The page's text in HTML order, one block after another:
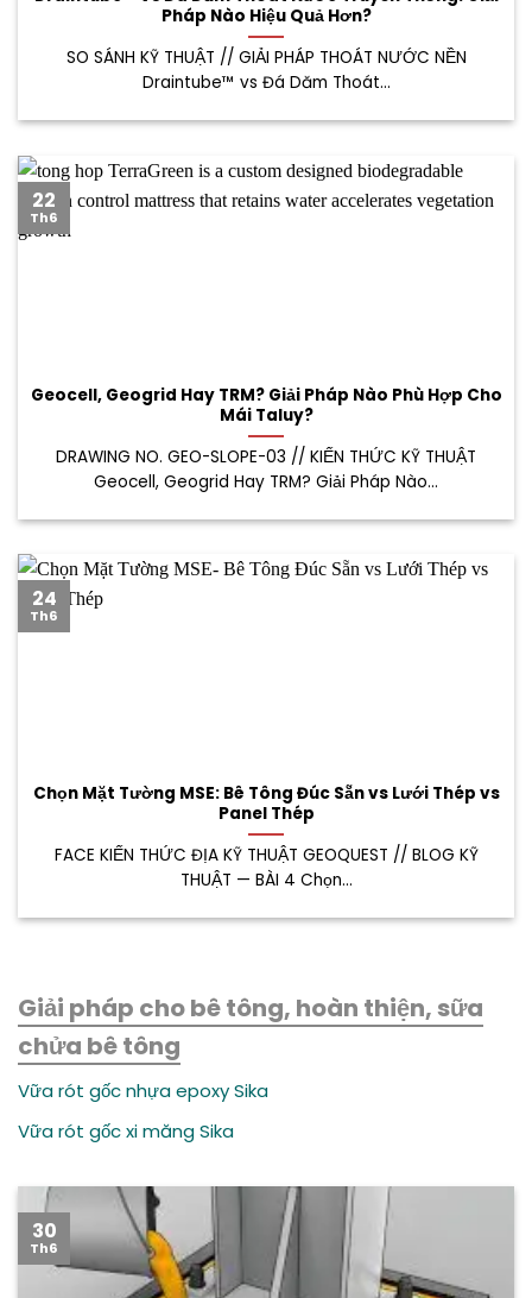
Pháp Nào Hiệu Quả Hơn?
SO SÁNH KỸ THUẬT // GIẢI PHÁP THOÁT NƯỚC NỀN
Draintube™ vs Đá Dăm Thoát...
Geocell, Geogrid Hay TRM? Giải Pháp Nào Phù Hợp Cho
Mái Taluy?
DRAWING NO. GEO-SLOPE-03 // KIẾN THỨC KỸ THUẬT
Geocell, Geogrid Hay TRM? Giải Pháp Nào...
22
Th6
Chọn Mặt Tường MSE: Bê Tông Đúc Sẵn vs Lưới Thép vs
Panel Thép
FACE KIẾN THỨC ĐỊA KỸ THUẬT GEOQUEST // BLOG KỸ
THUẬT — BÀI 4 Chọn...
24
Th6
Giải pháp cho bê tông, hoàn thiện, sữa
chửa bê tông
Vữa rót gốc nhựa epoxy Sika
Vữa rót gốc xi măng Sika
30
Th6